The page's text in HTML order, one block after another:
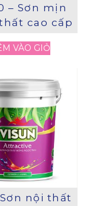
– Sơn mịn
cao cấp
VÀO GIỎ
nội thất